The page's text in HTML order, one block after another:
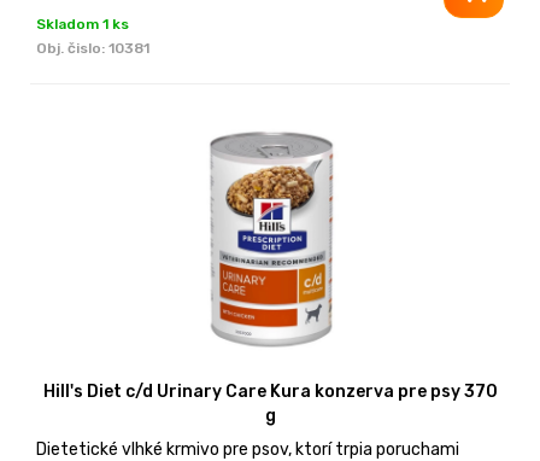
Skladom 1 ks
Obj. čislo: 10381
Hill's Diet c/d Urinary Care Kura konzerva pre psy 370
g
Dietetické vlhké krmivo pre psov, ktorí trpia poruchami